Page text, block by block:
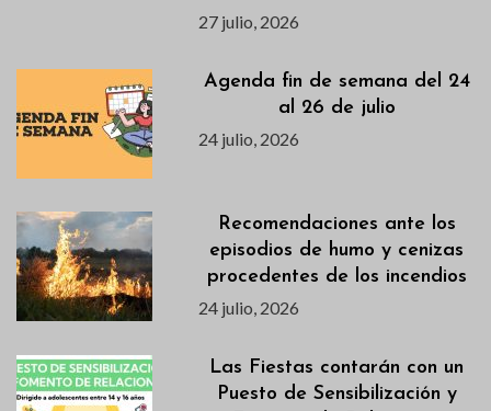
27 julio, 2026
Agenda fin de semana del 24
al 26 de julio
24 julio, 2026
Recomendaciones ante los
episodios de humo y cenizas
procedentes de los incendios
24 julio, 2026
Las Fiestas contarán con un
Puesto de Sensibilización y